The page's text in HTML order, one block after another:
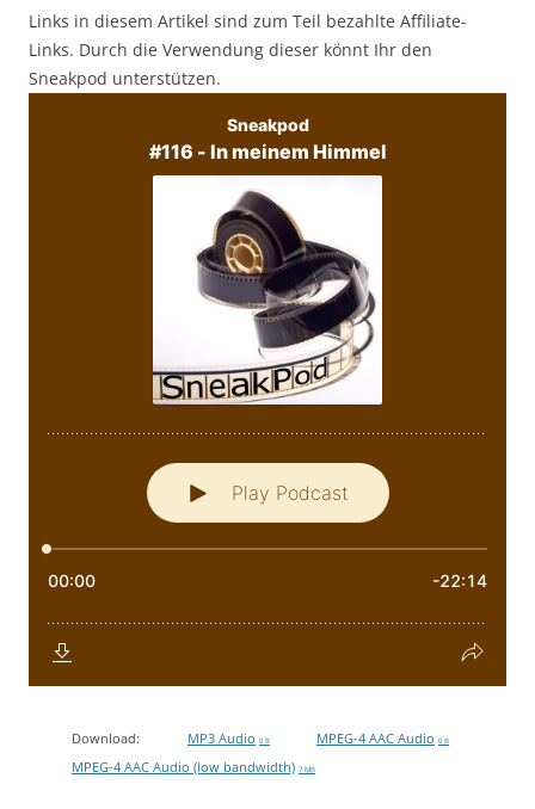
Links in diesem Artikel sind zum Teil bezahlte Affiliate-
Links. Durch die Verwendung dieser könnt Ihr den
Sneakpod unterstützen.
Download: MP3 Audio 0 B MPEG-4 AAC Audio 0 B
MPEG-4 AAC Audio (low bandwidth) 7 MB